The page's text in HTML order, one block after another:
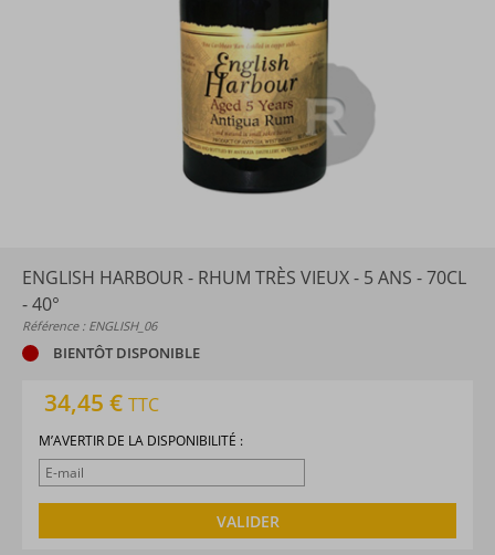
ENGLISH HARBOUR - RHUM TRÈS VIEUX - 5 ANS - 70CL
- 40°
Référence : ENGLISH_06
BIENTÔT DISPONIBLE
34,45 € TTC
M’AVERTIR DE LA DISPONIBILITÉ :
VALIDER